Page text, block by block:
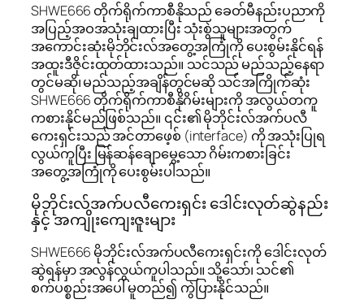
SHWE666 တိုက်ရိုက်ကာစီနိုသည် ခေတ်မီနည်းပညာကို
အပြည့်အဝအသုံးချထားပြီး သုံးစွဲသူများအတွက်
အကောင်းဆုံးမိုဘိုင်းလ်အတွေ့အကြုံကို ပေးစွမ်းနိုင်ရန်
အထူးဒီဇိုင်းထုတ်ထားသည်။ သင်သည် မည်သည့်နေရာ
တွင်မဆို၊ မည်သည့်အချိန်တွင်မဆို သင်အကြိုက်ဆုံး
SHWE666 တိုက်ရိုက်ကာစီနိုဂိမ်းများကို အလွယ်တကူ
ကစားနိုင်မည်ဖြစ်သည်။ ၎င်း၏ မိုဘိုင်းလ်အက်ပလီ
ကေးရှင်းသည် အင်တာဖေ့စ် (interface) ကို အသုံးပြုရ
လွယ်ကူပြီး မြန်ဆန်ချောမွေ့သော ဂိမ်းကစားခြင်း
အတွေ့အကြုံကို ပေးစွမ်းပါသည်။
မိုဘိုင်းလ်အက်ပလီကေးရှင်း ဒေါင်းလုတ်ဆွဲနည်း
နှင့် အကျိုးကျေးဇူးများ
SHWE666 မိုဘိုင်းလ်အက်ပလီကေးရှင်းကို ဒေါင်းလုတ်
ဆွဲရန်မှာ အလွန်လွယ်ကူပါသည်။ သို့သော်၊ သင်၏
စက်ပစ္စည်းအပေါ် မူတည်၍ ကွဲပြားနိုင်သည်။